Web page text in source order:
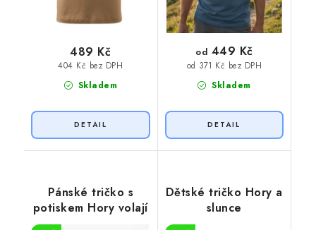
Skladem
404 Kč bez DPH
489 Kč
Skladem
od 371 Kč bez DPH
od 449 Kč
Pánské tričko s
potiskem Hory volají
Dětské tričko Hory a
slunce